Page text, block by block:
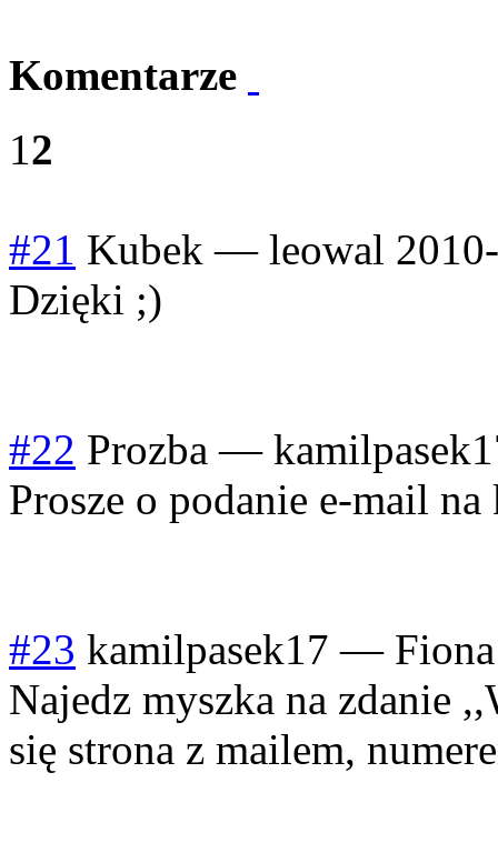
Komentarze
12
#21 Kubek — leowal
Dzięki ;)
#22 Prozba —
Prosze o podanie e-mail
#23 kamilpasek17 — Fiona
Najedz myszka na zdanie
się strona z mailem,